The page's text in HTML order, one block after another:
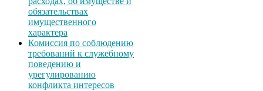
обязательствах
имущественного
характера
Комиссия по соблюдению
требований к служебному
поведению и
урегулированию
конфликта интересов